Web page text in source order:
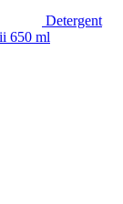
Detergent
650 ml